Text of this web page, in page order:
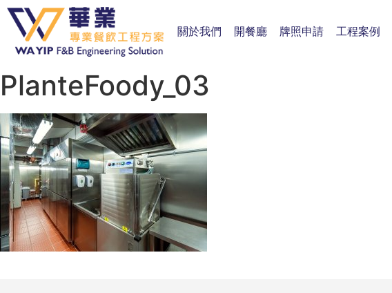
關於我們 開餐廳 牌照申請 工程案例
PlanteFoody_03